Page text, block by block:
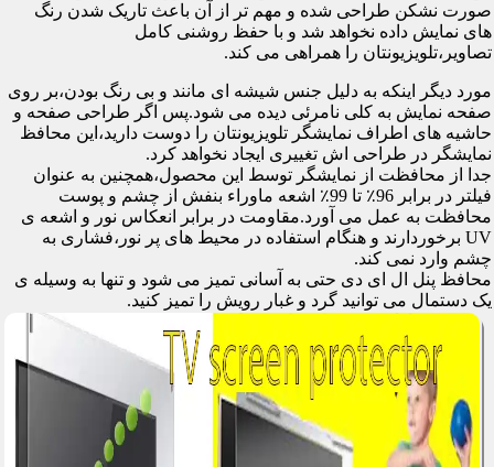
صورت نشکن طراحی شده و مهم تر از آن باعث تاریک شدن رنگ
های نمایش داده نخواهد شد و با حفظ روشنی کامل
تصاویر،تلویزیونتان را همراهی می کند.
مورد دیگر اینکه به دلیل جنس شیشه ای مانند و بی رنگ بودن،بر روی
صفحه نمایش به کلی نامرئی دیده می شود.پس اگر طراحی صفحه و
حاشیه های اطراف نمایشگر تلویزیونتان را دوست دارید،این محافظ
نمایشگر در طراحی اش تغییری ایجاد نخواهد کرد.
جدا از محافظت از نمایشگر توسط این محصول،همچنین به عنوان
فیلتر در برابر 96٪ تا 99٪ اشعه ماوراء بنفش از چشم و پوست
محافظت به عمل می آورد.مقاومت در برابر انعکاس نور و اشعه ی
UV برخوردارند و هنگام استفاده در محیط های پر نور،فشاری به
چشم وارد نمی کند.
محافظ پنل ال ای دی حتی به آسانی تمیز می شود و تنها به وسیله ی
یک دستمال می توانید گرد و غبار رویش را تمیز کنید.